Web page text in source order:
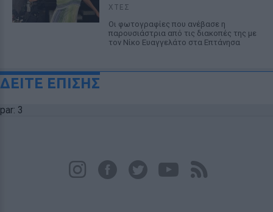
ΧΤΕΣ
Οι φωτογραφίες που ανέβασε η
παρουσιάστρια από τις διακοπές της με
τον Νίκο Ευαγγελάτο στα Επτάνησα
ΔΕΙΤΕ ΕΠΙΣΗΣ
par: 3